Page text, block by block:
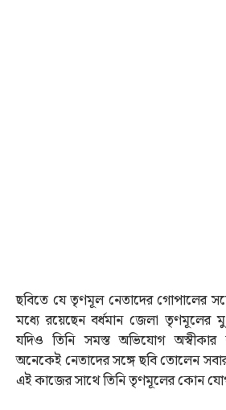
ছবিতে যে তৃণমূল নেতাদের গোপালের
মধ্যে রয়েছেন বর্ধমান জেলা তৃণমূলের
যদিও তিনি সমস্ত অভিযোগ
অনেকেই নেতাদের সঙ্গে ছবি তোলেন
এই কাজের সাথে তিনি তৃণমূলের কোন